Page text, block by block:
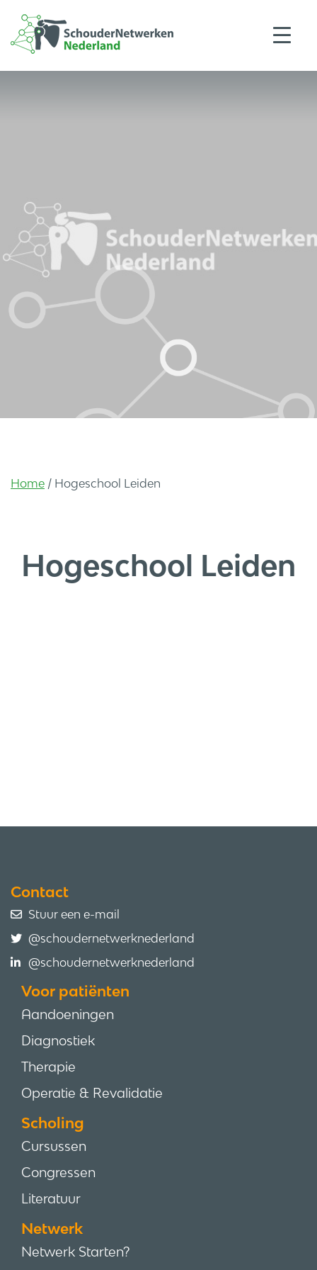
Home / Hogeschool Leiden
Hogeschool Leiden
Contact
Stuur een e-mail
@schoudernetwerknederland
@schoudernetwerknederland
Voor patiënten
Aandoeningen
Diagnostiek
Therapie
Operatie & Revalidatie
Scholing
Cursussen
Congressen
Literatuur
Netwerk
Netwerk Starten?